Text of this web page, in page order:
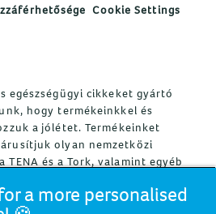
Cookie Settings
egészségügyi cikkeket gyártó
hogy termékeinkkel és
a jólétet. Termékeinket
olyan nemzetközi
és a Tork, valamint egyéb
Lotus, Modibodi, Nosotras,
a more personalised